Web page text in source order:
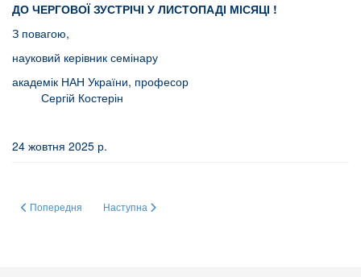
ДО ЧЕРГОВОЇ ЗУСТРІЧІ У ЛИСТОПАДІ МІСЯЦІ !
З повагою,
науковий керівник семінару
академік НАН України, професор
Сергій Костерін
24 жовтня 2025 р.
Попередня стаття: КРИЗА АНТИБІОТИКОРЕЗИСТЕНТНОСТІ В
Попередня Наступна стаття: НЕОРГАНІЧНІ ОКСИДНІ
Наступна